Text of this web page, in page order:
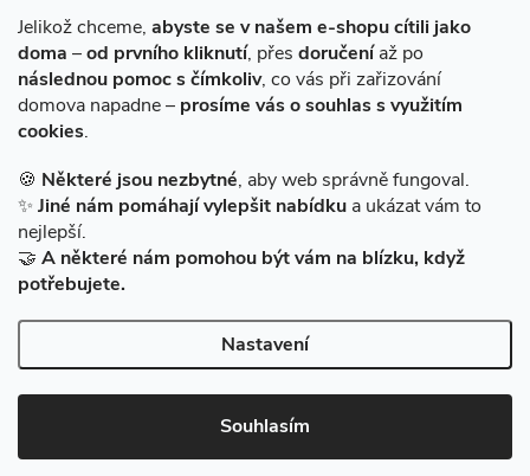
Jelikož chceme, abyste se v našem e-shopu cítili jako
doma –od prvního kliknutí, přes doručeníaž po
následnou pomoc s čímkoliv, co vás při zařizování
domova napadne – prosíme vás o souhlas s využitím
cookies.
🍪 Některé jsou nezbytné, aby web správně fungoval.
✨ Jiné nám pomáhají vylepšit nabídku a ukázat vám to
nejlepší.
🤝 A některé nám pomohou být vám na blízku, když
potřebujete.
Nastavení
Souhlasím
Facebook
Zprovozněný e-shop na Shoptetu máme od DF
Copyright 2026BAZARMS-HK. Všechna práva vyhrazena.